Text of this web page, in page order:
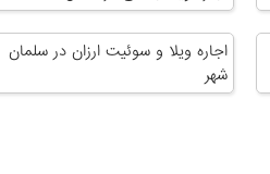
اجاره ویلا و سوئیت ارزان در سلمان
شهر